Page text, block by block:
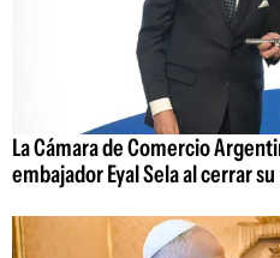
La Cámara de Comercio
embajador Eyal Sela al cerrar